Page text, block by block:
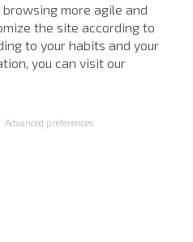
more agile and
the site according to
to your habits and your
you can visit our
Advanced preferences